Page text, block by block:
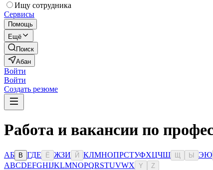
Ищу сотрудника
Сервисы
Помощь
Ещё
Поиск
Абан
Войти
Войти
Создать резюме
Работа и вакансии по
АБ В ГДЕ Ё ЖЗИ Й КЛМНОПРСТУФХЦЧШ Ы ЭЮ
ABCDEFGHIJKLMNOPQRSTUVWX Y Z